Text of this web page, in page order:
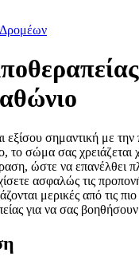
εξίσου σημαντική με
το σώμα σας
ώστε να επανέλθει
ασφαλώς τις
μερικές από τις
για να σας